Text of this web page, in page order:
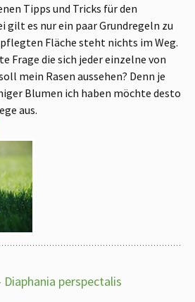
Tipps und Tricks für den
gilt es nur ein paar Grundregeln zu
Fläche steht nichts im Weg.
Frage die sich jeder einzelne von
mein Rasen aussehen? Denn je
Blumen ich haben möchte desto
aus.
perspectalis